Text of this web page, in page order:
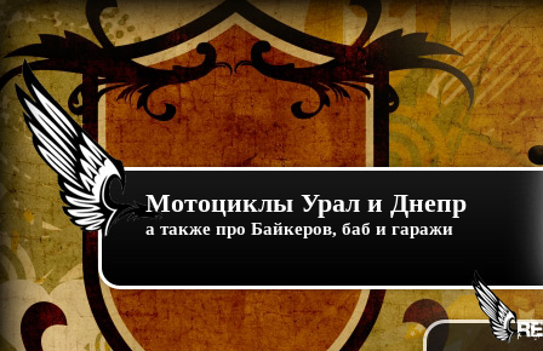
Мотоциклы Урал и Днепр
а также про Байкеров, баб и гаражи